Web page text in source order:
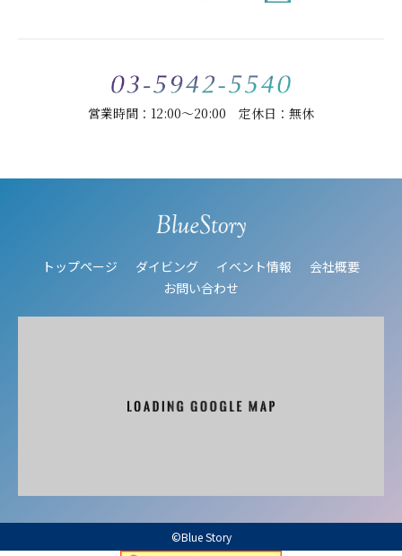
営業時間：12:00～20:00 定休日：無休
トップページ ダイビング イベント情報
会社概要
お問い合わせ
©Blue Story